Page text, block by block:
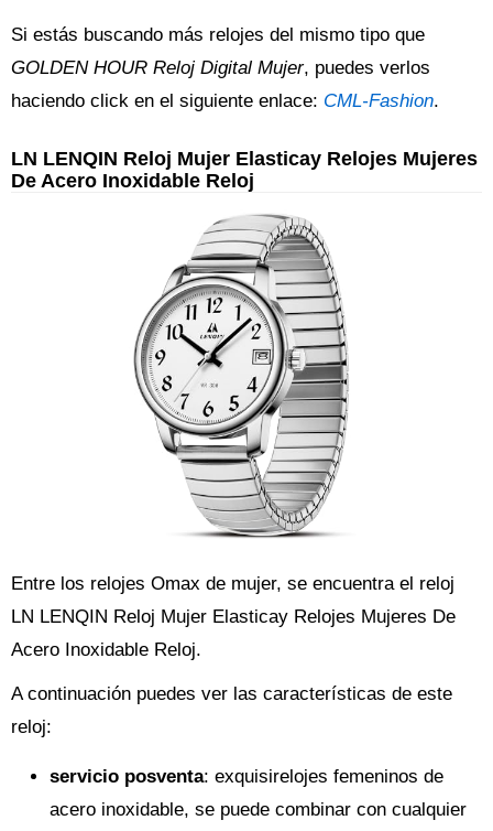
Si estás buscando más relojes del mismo tipo que
GOLDEN HOUR Reloj Digital Mujer, puedes verlos
haciendo click en el siguiente enlace: CML-Fashion.
LN LENQIN Reloj Mujer Elasticay Relojes Mujeres
De Acero Inoxidable Reloj
Entre los relojes Omax de mujer, se encuentra el reloj
LN LENQIN Reloj Mujer Elasticay Relojes Mujeres De
Acero Inoxidable Reloj.
A continuación puedes ver las características de este
reloj:
servicio posventa: exquisirelojes femeninos de
acero inoxidable, se puede combinar con cualquier